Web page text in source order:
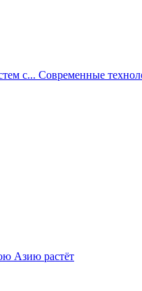
с... Современные
Азию растёт